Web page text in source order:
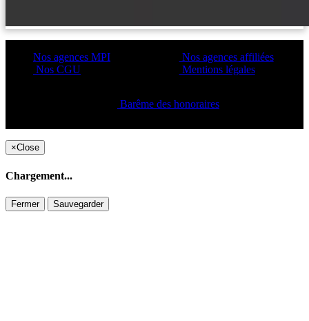
Nos agences MPI
Nos CGU
Nos agences affiliées
Mentions légales
Barême des honoraires
×Close
Chargement...
Fermer Sauvegarder